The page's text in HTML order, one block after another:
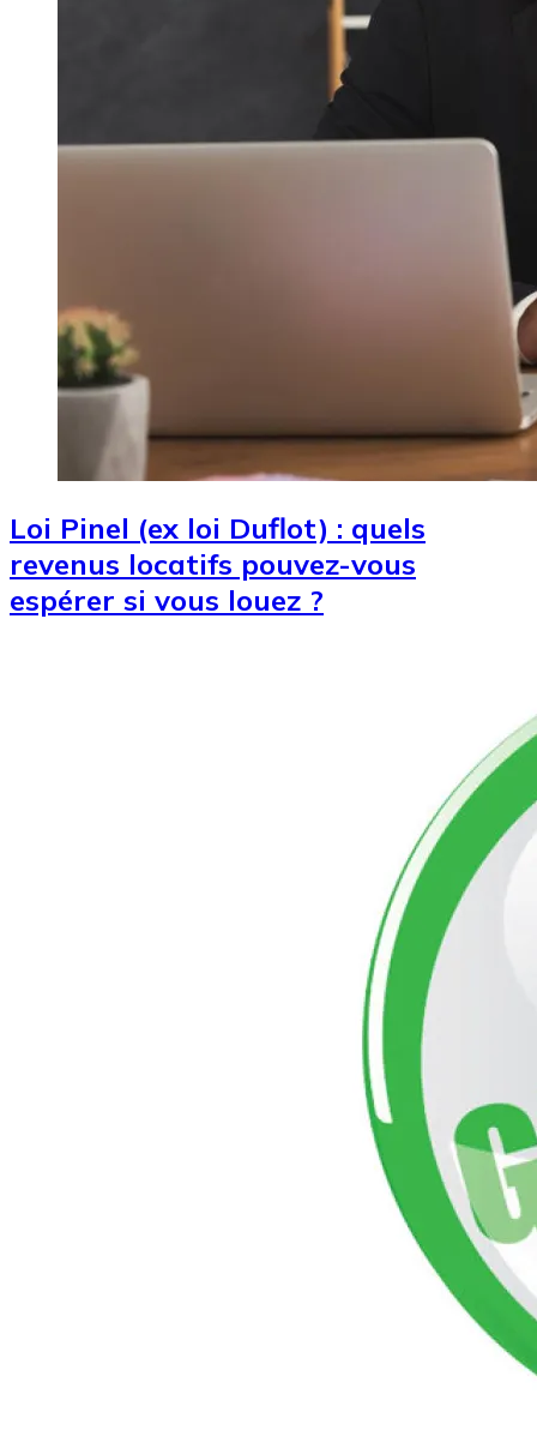
Loi Pinel (ex loi Duflot) : quels
revenus locatifs pouvez-vous
espérer si vous louez ?